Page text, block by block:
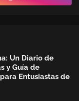
Un Diario de
y Guía de
Entusiastas de